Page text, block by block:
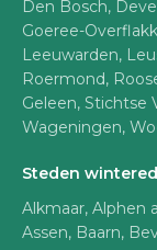
Den Bosch,
Goeree-
Leeuwarden,
Roermond,
Geleen, Stichtse
Wageningen,
Steden
Alkmaar, Alphen
Assen, Baarn,